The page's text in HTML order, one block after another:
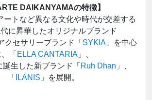
DAIKANYAMAの特徴】
ートなど異なる文化や時代が交差する
に昇華したオリジナルブランド
クセサリーブランド「 SYKIA」を中心
「 ELLA CANTARIA」、
生した新ブランド「 Ruh Dhan 」、
「
ILANIS 」を展開。